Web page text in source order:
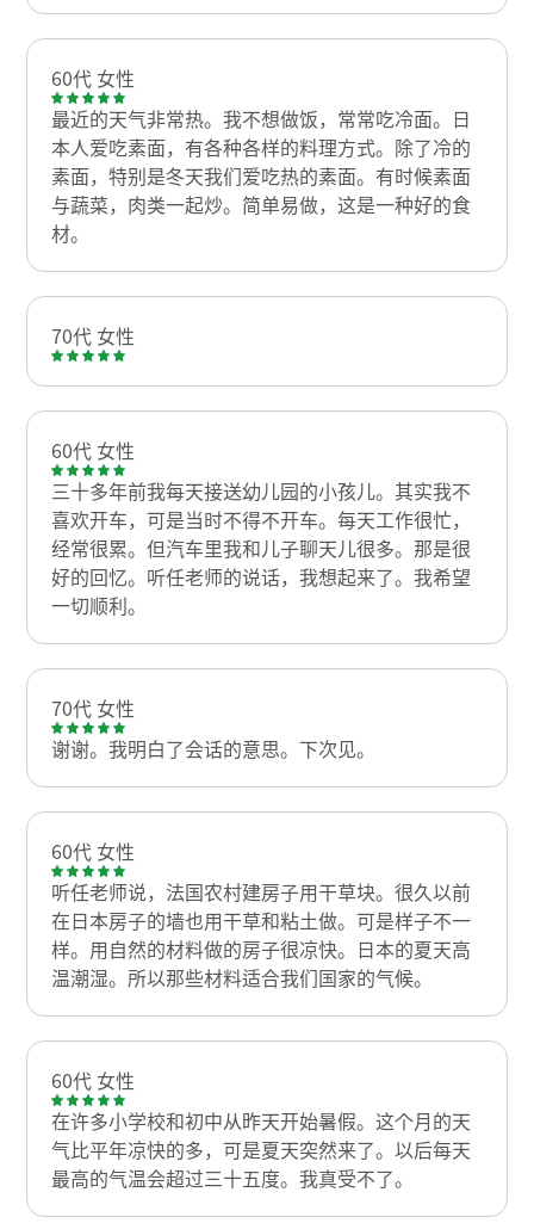
60代 女性
最近的天气非常热。我不想做饭，常常吃冷面。日
本人爱吃素面，有各种各样的料理方式。除了冷的
素面，特别是冬天我们爱吃热的素面。有时候素面
与蔬菜，肉类一起炒。简单易做，这是一种好的食
材。
70代 女性
60代 女性
三十多年前我每天接送幼儿园的小孩儿。其实我不
喜欢开车，可是当时不得不开车。每天工作很忙，
经常很累。但汽车里我和儿子聊天儿很多。那是很
好的回忆。听任老师的说话，我想起来了。我希望
一切顺利。
70代 女性
谢谢。我明白了会话的意思。下次见。
60代 女性
听任老师说，法国农村建房子用干草块。很久以前
在日本房子的墙也用干草和粘土做。可是样子不一
样。用自然的材料做的房子很凉快。日本的夏天高
温潮湿。所以那些材料适合我们国家的气候。
60代 女性
在许多小学校和初中从昨天开始暑假。这个月的天
气比平年凉快的多，可是夏天突然来了。以后每天
最高的气温会超过三十五度。我真受不了。